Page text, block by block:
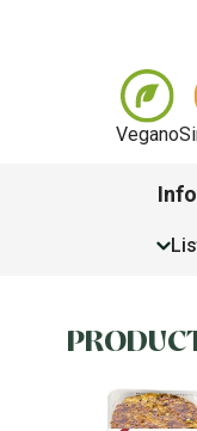
Vegano